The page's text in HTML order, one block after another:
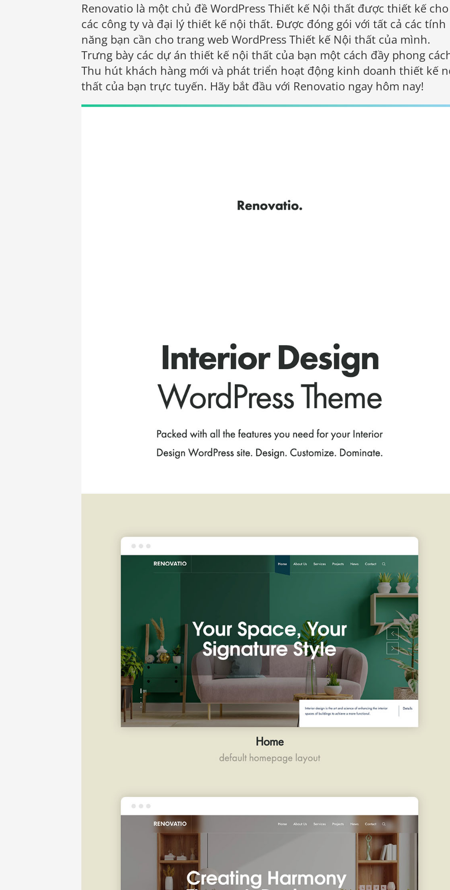
Renovatio là một chủ đề WordPress Thiết kế Nội thất được thiết kế cho
các công ty và đại lý thiết kế nội thất. Được đóng gói với tất cả các tính
năng bạn cần cho trang web WordPress Thiết kế Nội thất của mình.
Trưng bày các dự án thiết kế nội thất của bạn một cách đầy phong
Thu hút khách hàng mới và phát triển hoạt động kinh doanh thiết kế
thất của bạn trực tuyến. Hãy bắt đầu với Renovatio ngay hôm nay!